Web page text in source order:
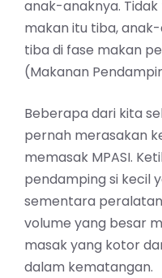
anak-anaknya.
makan itu tiba,
tiba di fase makan
(Makanan
Beberapa dari kita
pernah merasakan
memasak MPASI.
pendamping si kecil
sementara
volume yang besar
masak yang kotor
dalam kematangan.